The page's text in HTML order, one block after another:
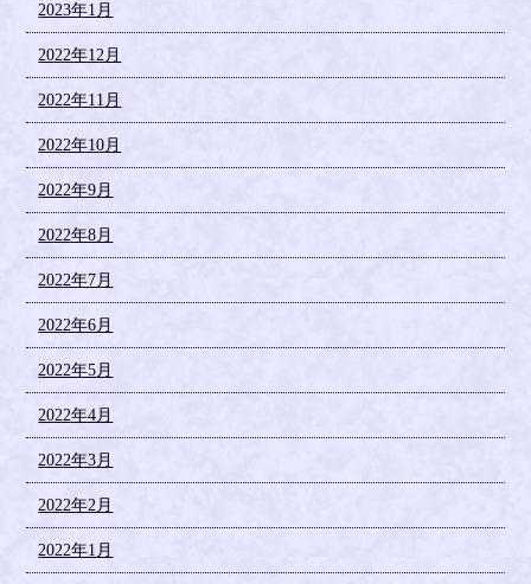
2023年1月
2022年12月
2022年11月
2022年10月
2022年9月
2022年8月
2022年7月
2022年6月
2022年5月
2022年4月
2022年3月
2022年2月
2022年1月